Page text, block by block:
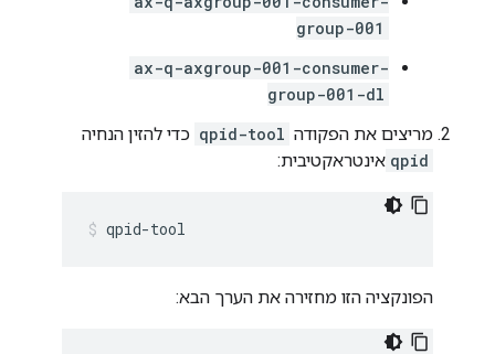
group-001
ax-q-axgroup-001-consumer-
group-001-dl
מריצים את הפקודה qpid-tool כדי להזין הנחיה
qpid אינטראקטיבית:
qpid-tool
הפונקציה הזו מחזירה את הערך הבא: